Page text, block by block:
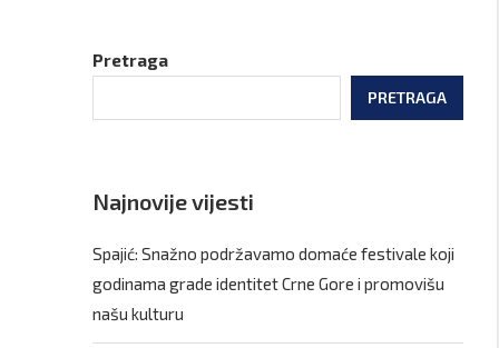
Pretraga
PRETRAGA
Najnovije vijesti
Spajić: Snažno podržavamo domaće festivale koji
godinama grade identitet Crne Gore i promovišu
našu kulturu